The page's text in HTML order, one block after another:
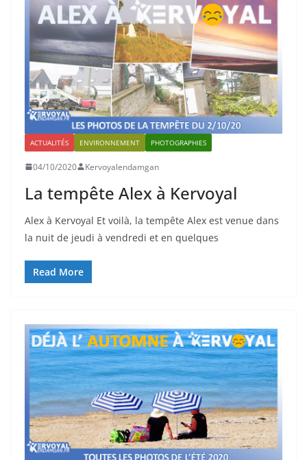
ACTUALITÉS ENVIRONNEMENT PHOTOGRAPHIES
04/10/2020 Kervoyalendamgan
La tempête Alex à Kervoyal
Alex à Kervoyal Et voilà, la tempête Alex est venue dans
la nuit de jeudi à vendredi et en quelques
Read More